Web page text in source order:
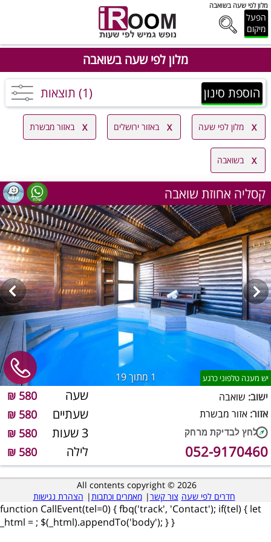
מלון לפי שעה בשואבה
הפעל
מיקום
מלון לפי שעה בשואבה
הוספת סינון (1) תוצאות
מלון לפי שעה באזור ירושלים באזור מבשרת
בשואבה
קסליה אחוזת שואבה
1 מתוך 19 יש מענה טלפוני כרגע
שעה 580 ₪
שעתיים 580 ₪
3 שעות 580 ₪
לילה 580 ₪
ישוב: שואבה
אזור: אזור מבשרת
052-9170460
All contents copyright © 2026
חדרים לפי שעה צור קשר| מאמרים וכתבות | הצהרת נגישות
function CallEvent(tel=0) { fbq('track', 'Contact'); if(tel) { let
_html = ; $(_html).appendTo('body'); } }